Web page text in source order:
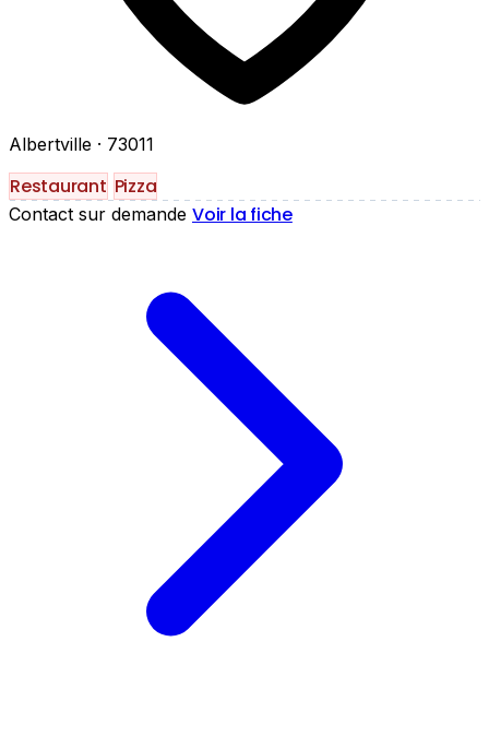
Albertville · 73011
Restaurant Pizza
Contact sur demande Voir la fiche